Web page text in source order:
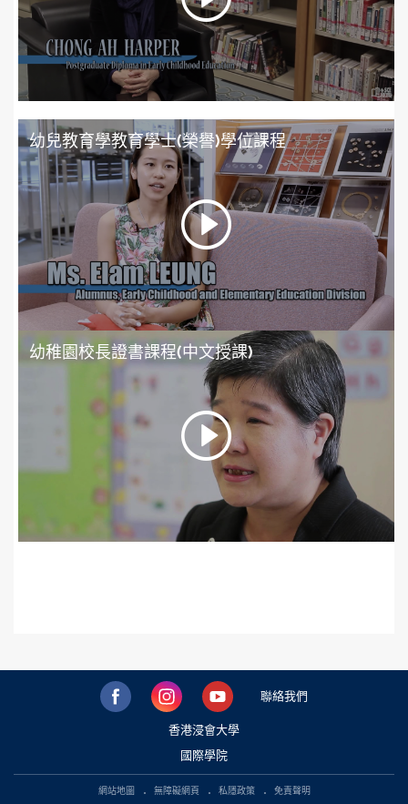
幼兒教育學教育學士(榮譽)學位課程
幼稚園校長證書課程(中文授課)
聯絡我們
香港浸會大學
國際學院
網站地圖 無障礙網頁 私隱政策 免責聲明